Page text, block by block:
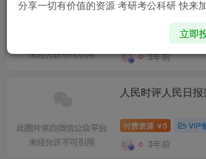
2023省考申论作
VIP
3年前
人民时评人民日
付费资源 ￥5 VIP
3年前
分享一切有价值的资源 考研考公科研 快来
立即